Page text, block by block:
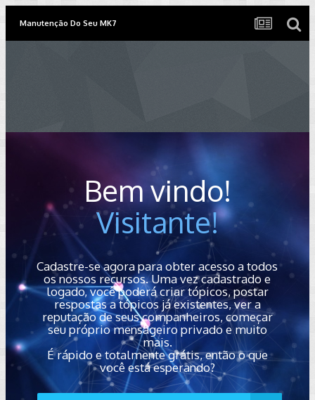
Manutenção Do Seu MK7
Bem vindo!
Visitante!
Cadastre-se agora para obter acesso a todos
os nossos recursos. Uma vez cadastrado e
logado, você poderá criar tópicos, postar
respostas a tópicos já existentes, ver a
reputação de seus companheiros, começar
seu próprio mensageiro privado e muito
mais.
É rápido e totalmente grátis, então o que
você está esperando?